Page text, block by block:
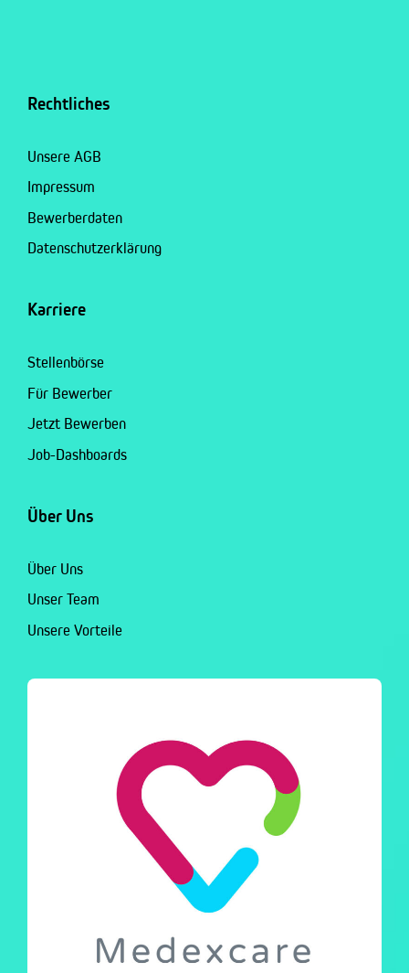
Rechtliches
Unsere AGB
Impressum
Bewerberdaten
Datenschutzerklärung
Karriere
Stellenbörse
Für Bewerber
Jetzt Bewerben
Job-Dashboards
Über Uns
Über Uns
Unser Team
Unsere Vorteile